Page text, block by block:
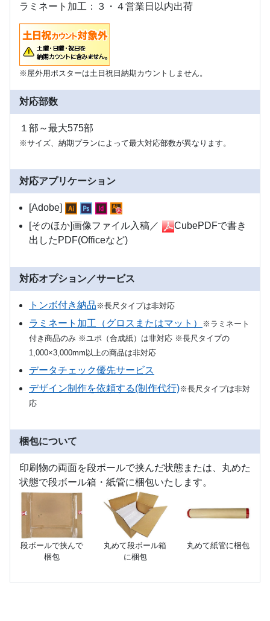
ラミネート加工：３・４営業日以内出荷
※屋外用ポスターは土日祝日納期カウントしません。
対応部数
１部～最大575部
※サイズ、納期プランによって最大対応部数が異なります。
対応アプリケーション
[Adobe]
[そのほか]画像ファイル入稿／
CubePDFで書き
出したPDF(Officeなど)
対応オプション／サービス
トンボ付き納品 ※長尺タイプは非対応
ラミネート加工（グロスまたはマット）
※ラミネート
付き商品のみ ※ユポ（合成紙）は非対応 ※長尺タイプの
1,000×3,000mm以上の商品は非対応
データチェック優先サービス
デザイン制作を依頼する(制作代行)※長尺タイプは非対
応
梱包について
印刷物の両面を段ボールで挟んだ状態または、丸めた
状態で段ボール箱・紙管に梱包いたします。
段ボールで挟んで
梱包
丸めて段ボール箱
に梱包
丸めて紙管に梱包